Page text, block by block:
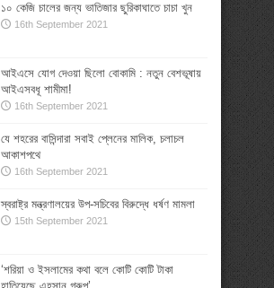
১০ কেজি চালের জন্য ভাতিজার ছুরিকাঘাতে চাচা খুন
16th September 2021
আইএসে যোগ দেওয়া ছিলো বোকামি : নতুন বেশভূষায়
আইএসবধূ শামীমা!
16th September 2021
যে শহরের বাসিন্দারা সবাই প্লেনের মালিক, চলাচল
আকাশপথে
16th September 2021
স্বরাষ্ট্র মন্ত্রণালয়ের উপ-সচিবের বিরুদ্ধে ধর্ষণ মামলা
15th September 2021
‘শরিয়া ও ইসলামের কথা বলে কোটি কোটি টাকা